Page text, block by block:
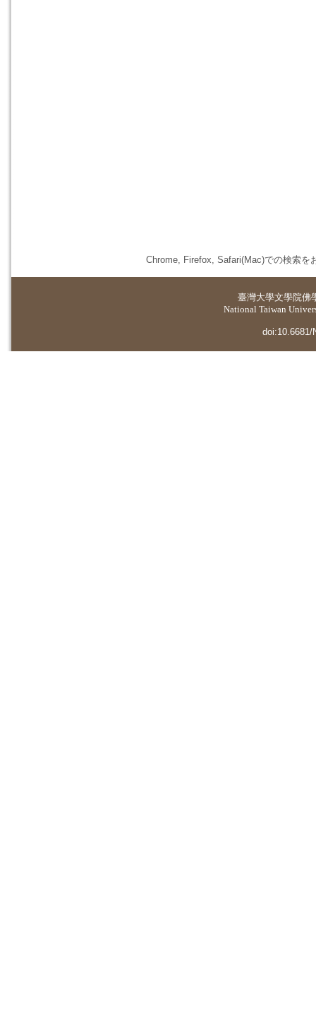
Chrome, Firefox, Safari(Mac)での検索を
臺灣大學文學院佛
National Taiwan
doi:10.6681/